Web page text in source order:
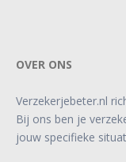
OVER ONS
Verzekerjebeter.nl
Bij ons ben je
jouw specifieke